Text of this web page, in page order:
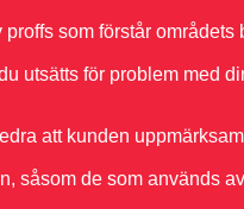
som förstår
utsätts för problem med
att kunden
såsom de som används